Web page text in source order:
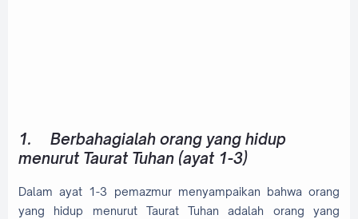
1.
Berbahagialah orang yang hidup
menurut Taurat Tuhan (ayat 1-3)
Dalam ayat 1-3 pemazmur menyampaikan bahwa orang
yang hidup menurut Taurat Tuhan adalah orang yang